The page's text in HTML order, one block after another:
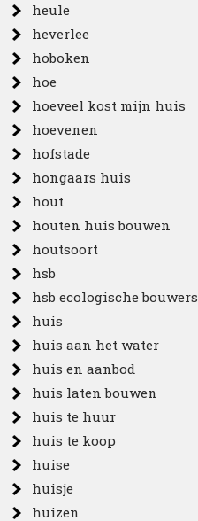
heule
heverlee
hoboken
hoe
hoeveel kost mijn huis
hoevenen
hofstade
hongaars huis
hout
houten huis bouwen
houtsoort
hsb
hsb ecologische bouwers
huis
huis aan het water
huis en aanbod
huis laten bouwen
huis te huur
huis te koop
huise
huisje
huizen